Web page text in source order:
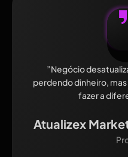
”Negócio
perdendo dinheiro,
fazer a
Atualizex